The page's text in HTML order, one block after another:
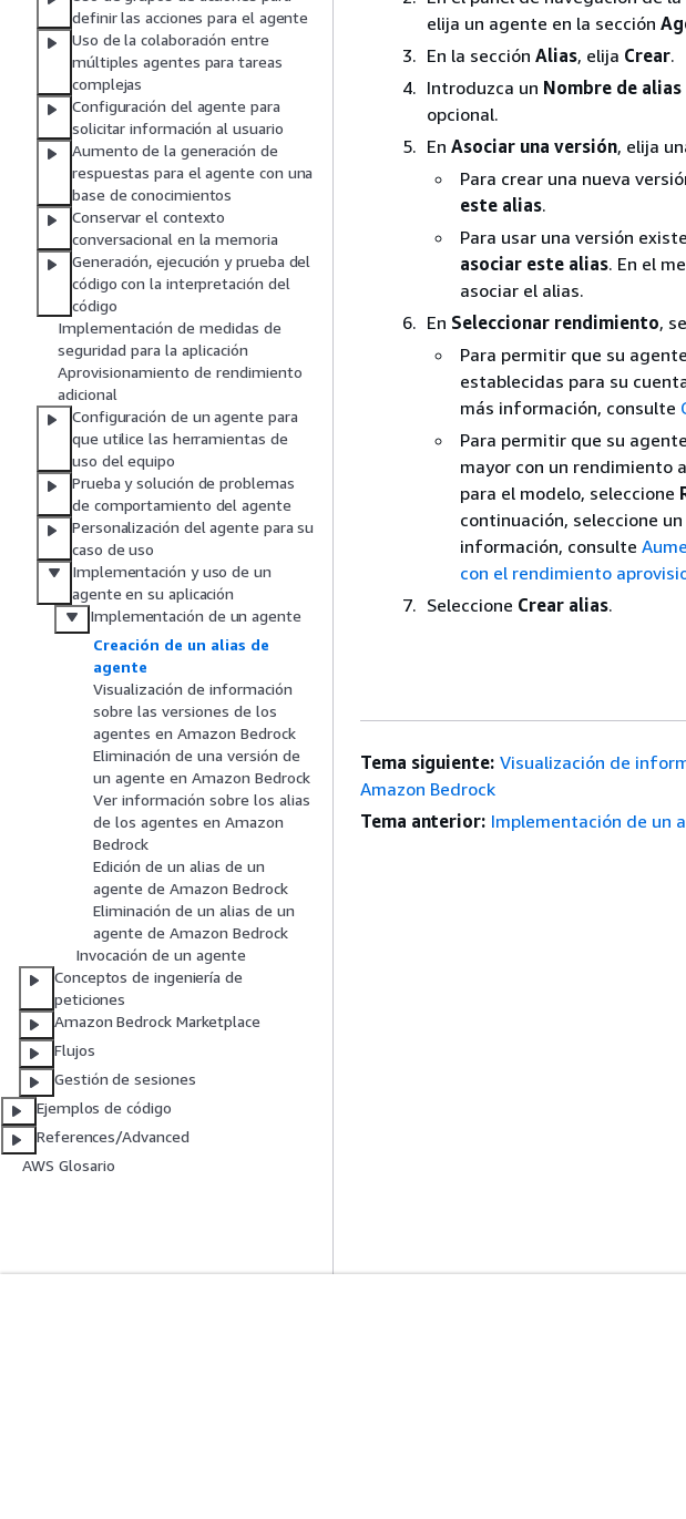
definir las acciones para el agente
Uso de la colaboración entre
múltiples agentes para tareas
complejas
Configuración del agente para
solicitar información al usuario
Aumento de la generación de
respuestas para el agente con una
base de conocimientos
Conservar el contexto
conversacional en la memoria
Generación, ejecución y prueba del
código con la interpretación del
código
Implementación de medidas de
seguridad para la aplicación
Aprovisionamiento de rendimiento
adicional
Configuración de un agente para
que utilice las herramientas de
uso del equipo
Prueba y solución de problemas
de comportamiento del agente
Personalización del agente para su
caso de uso
Implementación y uso de un
agente en su aplicación
Implementación de un agente
Creación de un alias de
agente
Visualización de información
sobre las versiones de los
agentes en Amazon Bedrock
Eliminación de una versión de
un agente en Amazon Bedrock
Ver información sobre los alias
de los agentes en Amazon
Bedrock
Edición de un alias de un
agente de Amazon Bedrock
Eliminación de un alias de un
agente de Amazon Bedrock
Invocación de un agente
Conceptos de ingeniería de
peticiones
Amazon Bedrock Marketplace
Flujos
Gestión de sesiones
Ejemplos de código
References/Advanced
AWS Glosario
elija un agente en la sección
En la sección Alias, elija Crear.
Introduzca un Nombre de alias
opcional.
En Asociar una versión, elija
Para crear una nueva
este alias.
Para usar una versión
asociar este alias. En el
asociar el alias.
En Seleccionar rendimiento,
Para permitir que su
establecidas para su
más información, consulte
Para permitir que su
mayor con un rendimiento
para el modelo, seleccione
continuación, seleccione
información, consulte
con el rendimiento
Seleccione Crear alias.
Tema siguiente: Visualización de
Amazon Bedrock
Tema anterior: Implementación de un